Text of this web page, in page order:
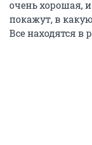
очень хорошая,
покажут, в
Все находятся